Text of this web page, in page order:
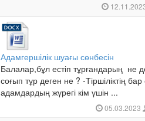
Адамгершілік шуағы сөнбесін
Балалар,бұл естіп тұрғандарың
соғып тұр деген не ? -Тіршіліктің бар
адамдардың жүрегі кім үшін ...
05.03.2023